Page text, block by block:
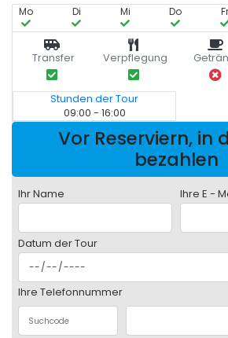
Mo Di Mi Do Fr
Transfer Verpflegung
Stunden der Tour
09:00 - 16:00
Vor Reserviern, in
bezahlen
Ihr Name Ihre E -
Datum der Tour
Ihre Telefonnummer